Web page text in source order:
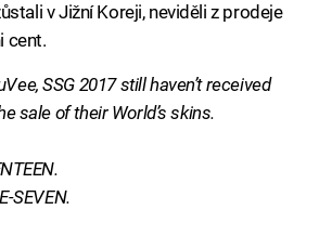
v Jižní Koreji, neviděli z prodeje
cent.
SSG 2017 still haven’t received
sale of their World’s skins.
SEVEN.